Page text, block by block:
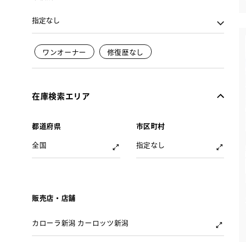
ワンオーナー 修復歴なし
在庫検索エリア
都道府県
全国
市区町村
指定なし
販売店・店舗
カローラ新潟 カーロッツ新潟